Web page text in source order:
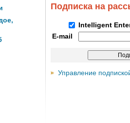
Подписка на
Intelligent
E-mail
Управление